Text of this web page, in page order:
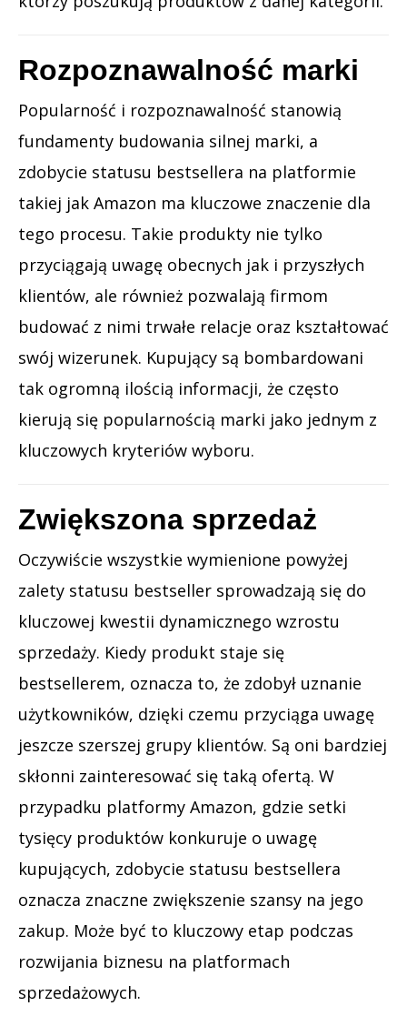
Rozpoznawalność marki
Popularność i rozpoznawalność stanowią
fundamenty budowania silnej marki, a
zdobycie statusu bestsellera na platformie
takiej jak Amazon ma kluczowe znaczenie dla
tego procesu. Takie produkty nie tylko
przyciągają uwagę obecnych jak i przyszłych
klientów, ale również pozwalają firmom
budować z nimi trwałe relacje oraz kształtować
swój wizerunek. Kupujący są bombardowani
tak ogromną ilością informacji, że często
kierują się popularnością marki jako jednym z
kluczowych kryteriów wyboru.
Zwiększona sprzedaż
Oczywiście wszystkie wymienione powyżej
zalety statusu bestseller sprowadzają się do
kluczowej kwestii dynamicznego wzrostu
sprzedaży. Kiedy produkt staje się
bestsellerem, oznacza to, że zdobył uznanie
użytkowników, dzięki czemu przyciąga uwagę
jeszcze szerszej grupy klientów. Są oni bardziej
skłonni zainteresować się taką ofertą. W
przypadku platformy Amazon, gdzie setki
tysięcy produktów konkuruje o uwagę
kupujących, zdobycie statusu bestsellera
oznacza znaczne zwiększenie szansy na jego
zakup. Może być to kluczowy etap podczas
rozwijania biznesu na platformach
sprzedażowych.